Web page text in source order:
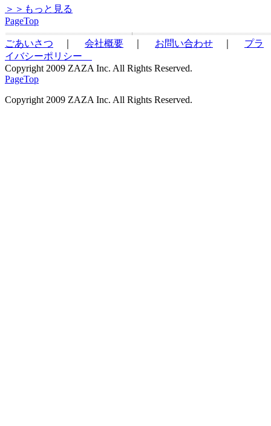
＞＞もっと見る
PageTop
ごあいさつ 会社概要 お問い合わせ
プラ
イバシーポリシー
Copyright 2009 ZAZA Inc. All Rights Reserved.
PageTop
Copyright 2009 ZAZA Inc. All Rights Reserved.